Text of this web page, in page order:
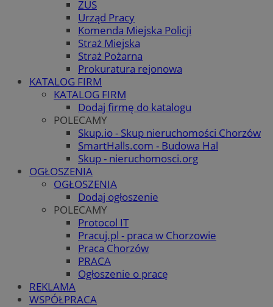
ZUS
Urząd Pracy
Komenda Miejska Policji
Straż Miejska
Straż Pożarna
Prokuratura rejonowa
KATALOG FIRM
KATALOG FIRM
Dodaj firmę do katalogu
POLECAMY
Skup.io - Skup nieruchomości Chorzów
SmartHalls.com - Budowa Hal
Skup - nieruchomosci.org
OGŁOSZENIA
OGŁOSZENIA
Dodaj ogłoszenie
POLECAMY
Protocol IT
Pracuj.pl - praca w Chorzowie
Praca Chorzów
PRACA
Ogłoszenie o pracę
REKLAMA
WSPÓŁPRACA